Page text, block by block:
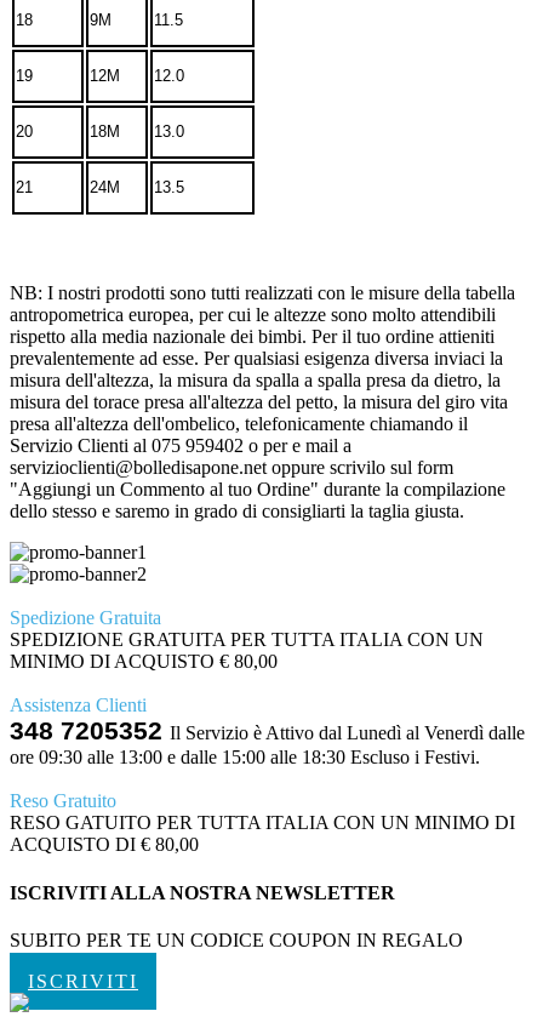
18 9M 11.5
19 12M 12.0
20 18M 13.0
21 24M 13.5
NB: I nostri prodotti sono tutti realizzati con le misure della tabella
antropometrica europea, per cui le altezze sono molto attendibili
rispetto alla media nazionale dei bimbi. Per il tuo ordine attieniti
prevalentemente ad esse. Per qualsiasi esigenza diversa inviaci la
misura dell'altezza, la misura da spalla a spalla presa da dietro, la
misura del torace presa all'altezza del petto, la misura del giro vita
presa all'altezza dell'ombelico, telefonicamente chiamando il
Servizio Clienti al 075 959402 o per e mail a
servizioclienti@bolledisapone.net oppure scrivilo sul form
"Aggiungi un Commento al tuo Ordine" durante la compilazione
dello stesso e saremo in grado di consigliarti la taglia giusta.
Spedizione Gratuita
SPEDIZIONE GRATUITA PER TUTTA ITALIA CON UN
MINIMO DI ACQUISTO € 80,00
Assistenza Clienti
348 7205352 Il Servizio è Attivo dal Lunedì al Venerdì dalle
ore 09:30 alle 13:00 e dalle 15:00 alle 18:30 Escluso i Festivi.
Reso Gratuito
RESO GATUITO PER TUTTA ITALIA CON UN MINIMO DI
ACQUISTO DI € 80,00
ISCRIVITI ALLA NOSTRA NEWSLETTER
SUBITO PER TE UN CODICE COUPON IN REGALO
ISCRIVITI